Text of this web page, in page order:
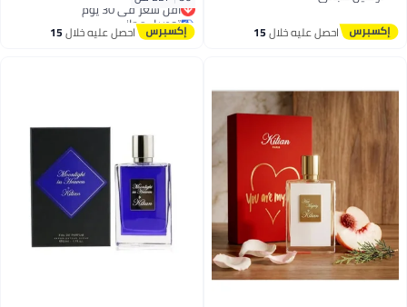
توصيل مجاني
احصل عليه خلال15
توصيل مجاني
أقل سعر في 30 يوماحصل عليه خلال15